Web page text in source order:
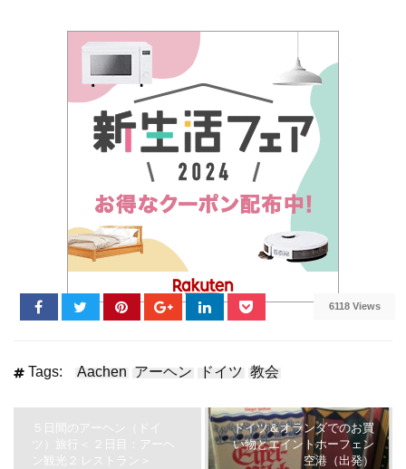
6118 Views
Tags: Aachen アーヘン ドイツ 教会
５日間のアーヘン（ドイ
ツ）旅行＜ ２日目：アーヘ
ン観光２ レストラン＞
ドイツ＆オランダでのお買
い物とエイントホーフェン
空港（出発）